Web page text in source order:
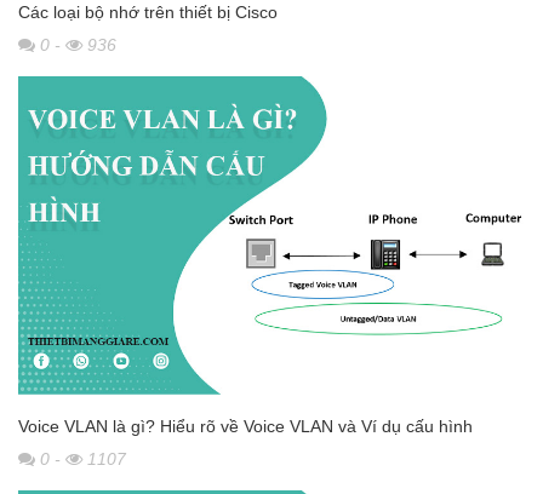
Các loại bộ nhớ trên thiết bị Cisco
0 - 936
Voice VLAN là gì? Hiểu rõ về Voice VLAN và Ví dụ cấu hình
0 - 1107